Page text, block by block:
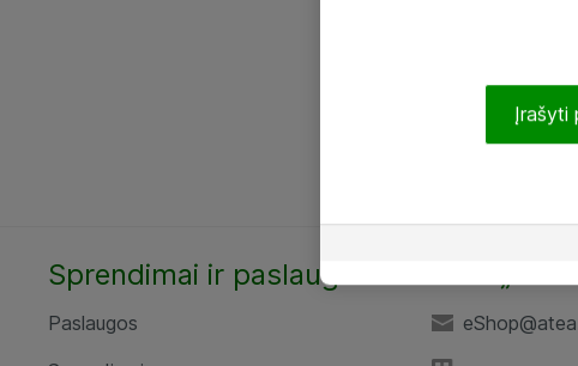
Sprendimai ir paslaugos
Paslaugos
Įrašyti